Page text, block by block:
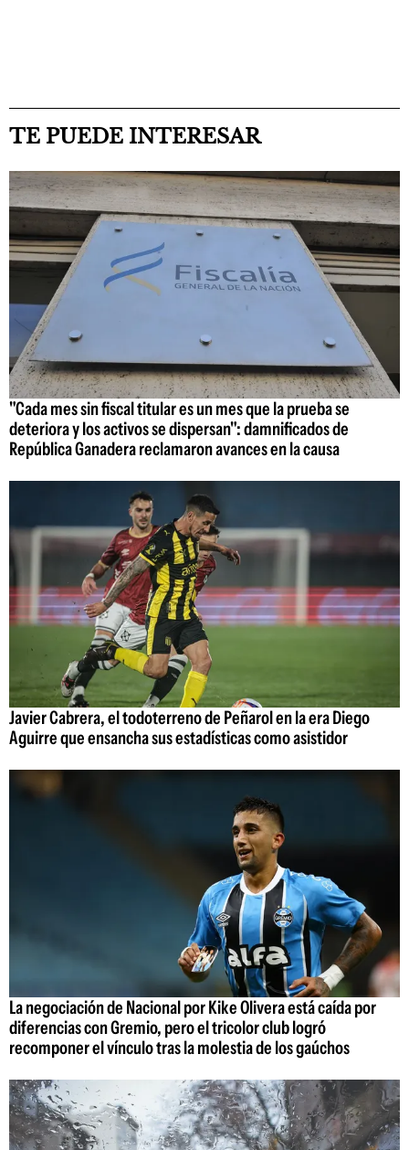
TE PUEDE INTERESAR
"Cada mes sin fiscal titular es un mes que la prueba se
deteriora y los activos se dispersan": damnificados de
República Ganadera reclamaron avances en la causa
Javier Cabrera, el todoterreno de Peñarol en la era Diego
Aguirre que ensancha sus estadísticas como asistidor
La negociación de Nacional por Kike Olivera está caída por
diferencias con Gremio, pero el tricolor club logró
recomponer el vínculo tras la molestia de los gaúchos